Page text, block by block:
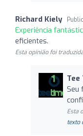
Richard Kiely
Experiência
eficientes.
Esta opinião foi
Seu
Esta
texto